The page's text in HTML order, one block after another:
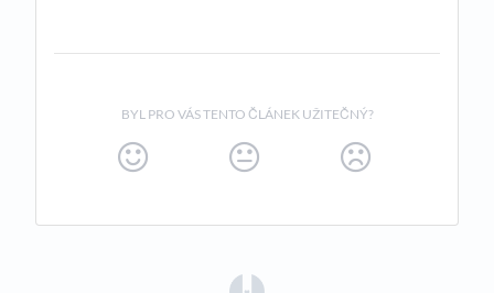
BYL PRO VÁS TENTO ČLÁNEK UŽITEČNÝ?